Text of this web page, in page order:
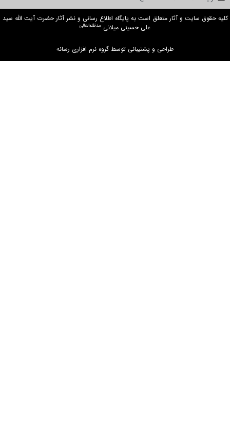
و آثار متعلق است به پایگاه اطلاع رسانی و نشر آثار حضرت آیت الله سید
علی حسینی میلانی مدظله‌العالی
طراحی و پشتیبانی توسط گروه نرم افزاری رسانه